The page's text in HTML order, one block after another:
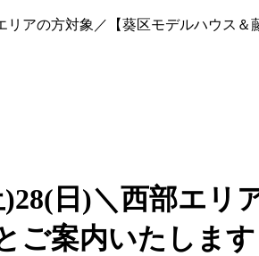
リアの方対象／【葵区モデルハウ
)28(日)＼西部エ
ご案内いたしま